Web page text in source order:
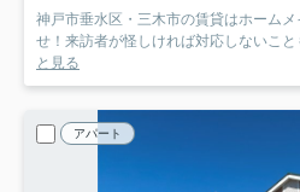
神戸市垂水区・三木市の賃貸はホーム
せ！来訪者が怪しければ対応しないこと
と見る
アパート